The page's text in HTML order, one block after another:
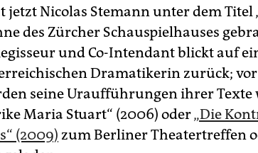
jetzt Nicolas Stemann unter dem Titel
des Zürcher Schauspielhauses
und Co-Intendant blickt auf
Dramatikerin zurück;
seine Uraufführungen ihrer Texte
Maria Stuart“ (2006) oder„Die
(2009) zum Berliner Theatertreffen